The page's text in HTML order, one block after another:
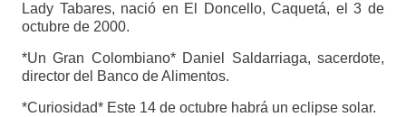
Lady Tabares, nació en El Doncello, Caquetá, el 3 de
octubre de 2000.
*Un Gran Colombiano* Daniel Saldarriaga, sacerdote,
director del Banco de Alimentos.
*Curiosidad* Este 14 de octubre habrá un eclipse solar.